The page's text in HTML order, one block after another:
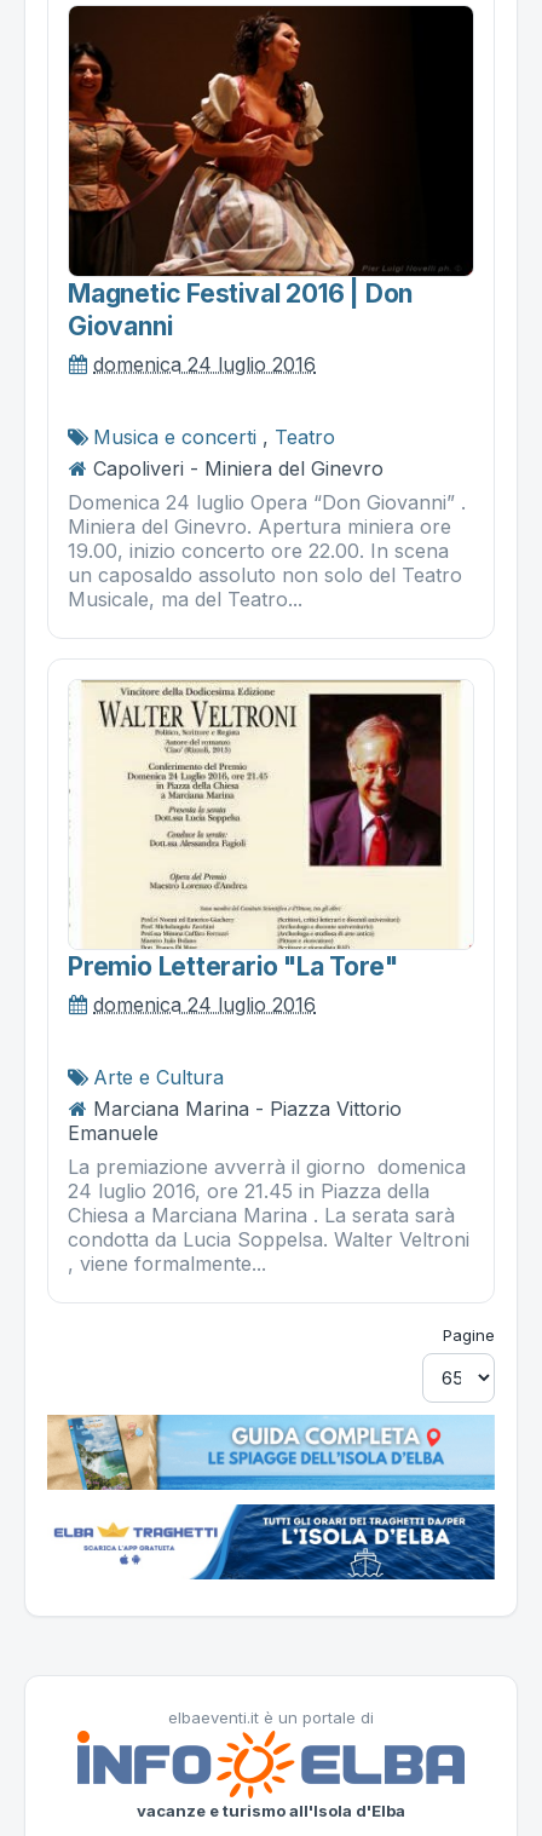
Magnetic Festival 2016 | Don
Giovanni
domenica 24 luglio 2016
Musica e concerti , Teatro
Capoliveri - Miniera del Ginevro
Domenica 24 luglio Opera “Don Giovanni” .
Miniera del Ginevro. Apertura miniera ore
19.00, inizio concerto ore 22.00. In scena
un caposaldo assoluto non solo del Teatro
Musicale, ma del Teatro...
Premio Letterario "la Tore"
domenica 24 luglio 2016
Arte e Cultura
Marciana Marina - Piazza Vittorio
Emanuele
La premiazione avverrà il giorno domenica
24 luglio 2016, ore 21.45 in Piazza della
Chiesa a Marciana Marina . La serata sarà
condotta da Lucia Soppelsa. Walter Veltroni
, viene formalmente...
Pagine
elbaeventi.it è un portale di
vacanze e turismo all'Isola d'Elba